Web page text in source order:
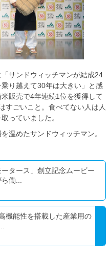
サンドウィッチマンが結成24
り越えて30年は大きい」と感
販売で4年連続1位を獲得して
すごいこと。食べてない人は人
っていました。
温めたサンドウィッチマン。
タース」創立記念ムービー
働...
機能性を搭載した産業用の